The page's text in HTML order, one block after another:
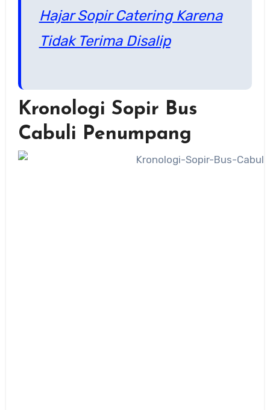
Hajar Sopir Catering Karena
Tidak Terima Disalip
Kronologi Sopir Bus
Cabuli Penumpang